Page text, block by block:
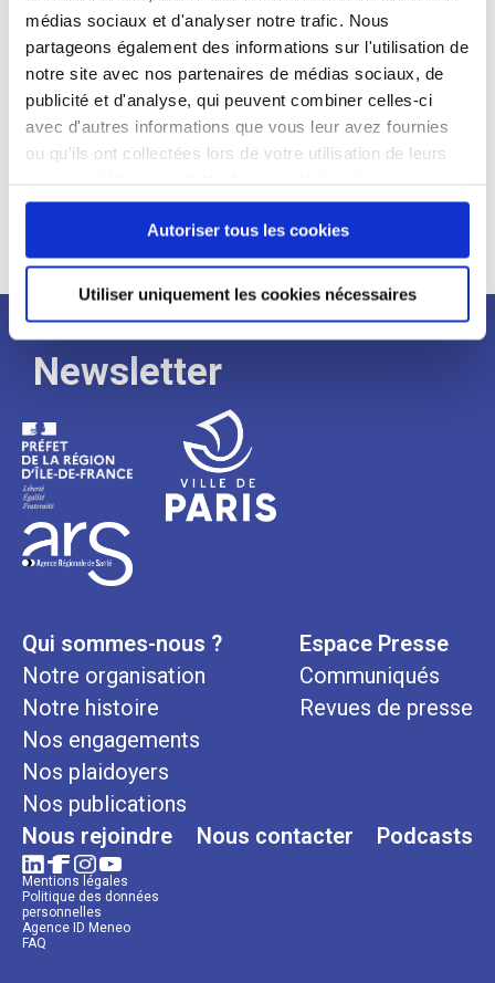
médias sociaux et d'analyser notre trafic. Nous
partageons également des informations sur l'utilisation de
notre site avec nos partenaires de médias sociaux, de
publicité et d'analyse, qui peuvent combiner celles-ci
avec d'autres informations que vous leur avez fournies
ou qu'ils ont collectées lors de votre utilisation de leurs
continuez à utiliser notre site Web.
Autoriser tous les cookies
Utiliser uniquement les cookies nécessaires
Expérience :
Processus
de
recrutement
Newsletter
Qui sommes-nous ?
Notre organisation
Notre histoire
Nos engagements
Nos plaidoyers
Nos publications
Espace Presse
Communiqués
Revues de presse
Nous rejoindre Nous contacter Podcasts
Mentions légales
Politique des données
personnelles
Agence ID Meneo
FAQ